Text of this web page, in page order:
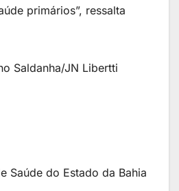
primários”, ressalta
Saldanha/JN Libertti
Saúde do Estado da Bahia